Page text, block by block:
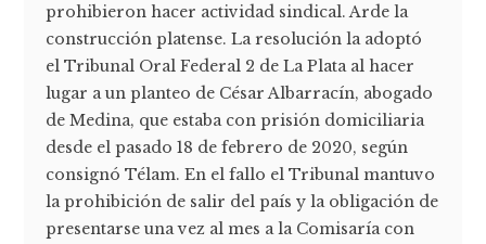
prohibieron hacer actividad sindical. Arde la
construcción platense. La resolución la adoptó
el Tribunal Oral Federal 2 de La Plata al hacer
lugar a un planteo de César Albarracín, abogado
de Medina, que estaba con prisión domiciliaria
desde el pasado 18 de febrero de 2020, según
consignó Télam. En el fallo el Tribunal mantuvo
la prohibición de salir del país y la obligación de
presentarse una vez al mes a la Comisaría con